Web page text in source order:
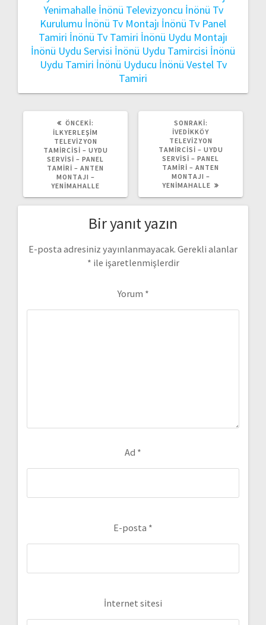
Yenimahalle İnönü Televizyoncu İnönü Tv
Kurulumu İnönü Tv Montajı İnönü Tv Panel
Tamiri İnönü Tv Tamiri İnönü Uydu Montajı
İnönü Uydu Servisi İnönü Uydu Tamircisi İnönü
Uydu Tamiri İnönü Uyducu İnönü Vestel Tv
Tamiri
ÖNCEKI:
YAZI:
İLKYERLEŞIM
TELEVIZYON
TAMIRCISI – UYDU
SERVISI – PANEL
TAMIRI – ANTEN
MONTAJI –
YENIMAHALLE
SONRAKI:
YAZI:
İVEDIKKÖY
TELEVIZYON
TAMIRCISI – UYDU
SERVISI – PANEL
TAMIRI – ANTEN
MONTAJI –
YENIMAHALLE
Bir yanıt yazın
E-posta adresiniz yayınlanmayacak. Gerekli alanlar
* ile işaretlenmişlerdir
Yorum *
Ad *
E-posta *
İnternet sitesi